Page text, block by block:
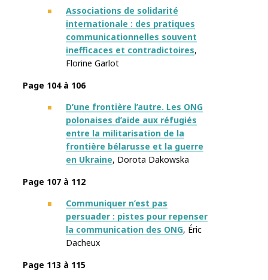
Associations de solidarité
internationale : des pratiques
communicationnelles souvent
inefficaces et contradictoires,
Florine Garlot
Page 104 à 106
D’une frontière l’autre. Les ONG
polonaises d’aide aux réfugiés
entre la militarisation de la
frontière bélarusse et la guerre
en Ukraine, Dorota Dakowska
Page 107 à 112
Communiquer n’est pas
persuader : pistes pour repenser
la communication des ONG, Éric
Dacheux
Page 113 à 115